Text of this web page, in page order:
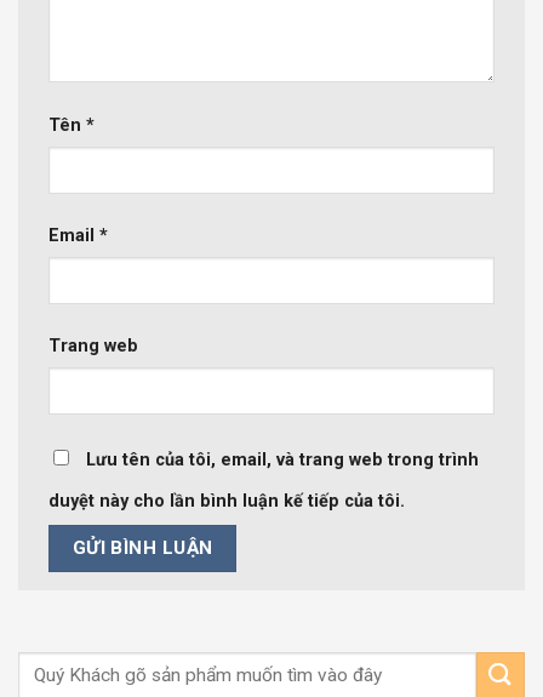
Tên *
Email *
Trang web
Lưu tên của tôi, email, và trang web trong trình
duyệt này cho lần bình luận kế tiếp của tôi.